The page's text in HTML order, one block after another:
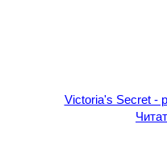
Victoria's Secret -